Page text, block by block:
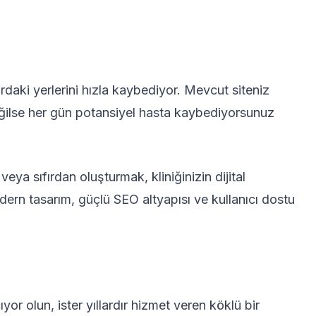
yerlerini hızla kaybediyor. Mevcut siteniz
her gün potansiyel hasta kaybediyorsunuz
sıfırdan oluşturmak, kliniğinizin dijital
tasarım, güçlü SEO altyapısı ve kullanıcı dostu
olun, ister yıllardır hizmet veren köklü bir